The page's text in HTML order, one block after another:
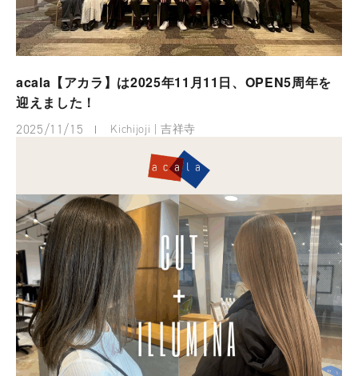
acala【アカラ】は2025年11月11日、OPEN5周年を
迎えました！
2025/11/15 Kichijoji | 吉祥寺